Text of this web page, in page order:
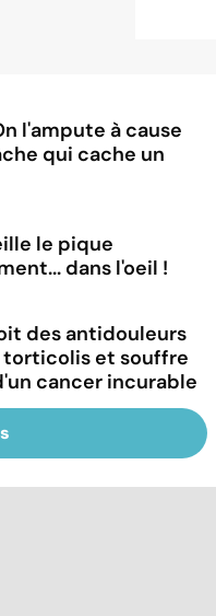
l'ampute à cause
qui cache un
le pique
dans l'oeil !
des antidouleurs
torticolis et souffre
cancer incurable